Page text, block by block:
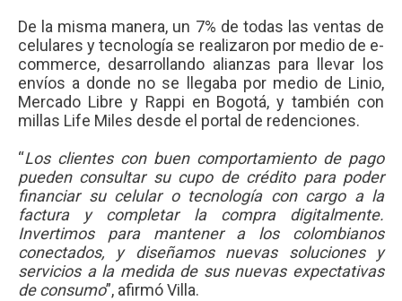
De la misma manera, un 7% de todas las ventas de
celulares y tecnología se realizaron por medio de e-
commerce, desarrollando alianzas para llevar los
envíos a donde no se llegaba por medio de Linio,
Mercado Libre y Rappi en Bogotá, y también con
millas Life Miles desde el portal de redenciones.
“Los clientes con buen comportamiento de pago
pueden consultar su cupo de crédito para poder
financiar su celular o tecnología con cargo a la
factura y completar la compra digitalmente.
Invertimos para mantener a los colombianos
conectados, y diseñamos nuevas soluciones y
servicios a la medida de sus nuevas expectativas
de consumo”, afirmó Villa.